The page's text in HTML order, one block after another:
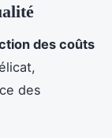
des coûts
des